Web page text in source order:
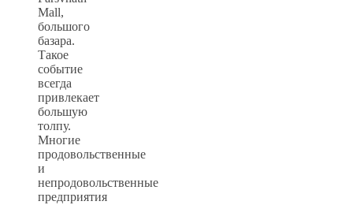
Mall,
большого
базара.
Такое
событие
всегда
привлекает
большую
толпу.
Многие
продовольственные
и
непродовольственные
предприятия